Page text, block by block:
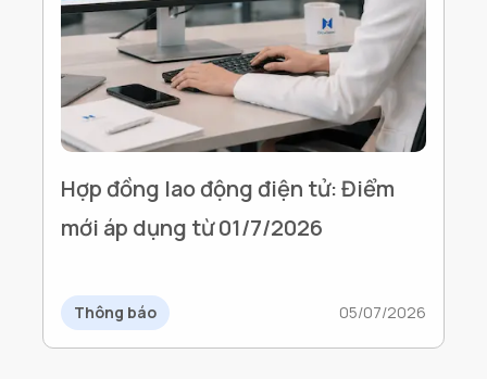
Hợp đồng lao động điện tử: Điểm
mới áp dụng từ 01/7/2026
Thông báo 05/07/2026